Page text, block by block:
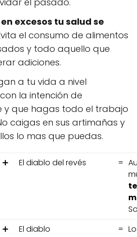
excesos tu salud se
el consumo de alimentos
y todo aquello que
adiciones.
a tu vida a nivel
la intención de
y que hagas todo el trabajo
caigas en sus artimañas y
lo mas que puedas.
➕ El diablo del revés =
➕ El diablo =